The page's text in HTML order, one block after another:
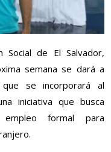
de El Salvador,
semana se dará a
se incorporará al
iniciativa que busca
formal para